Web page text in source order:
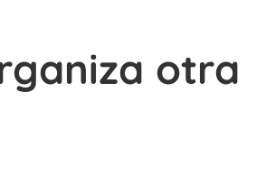
otra